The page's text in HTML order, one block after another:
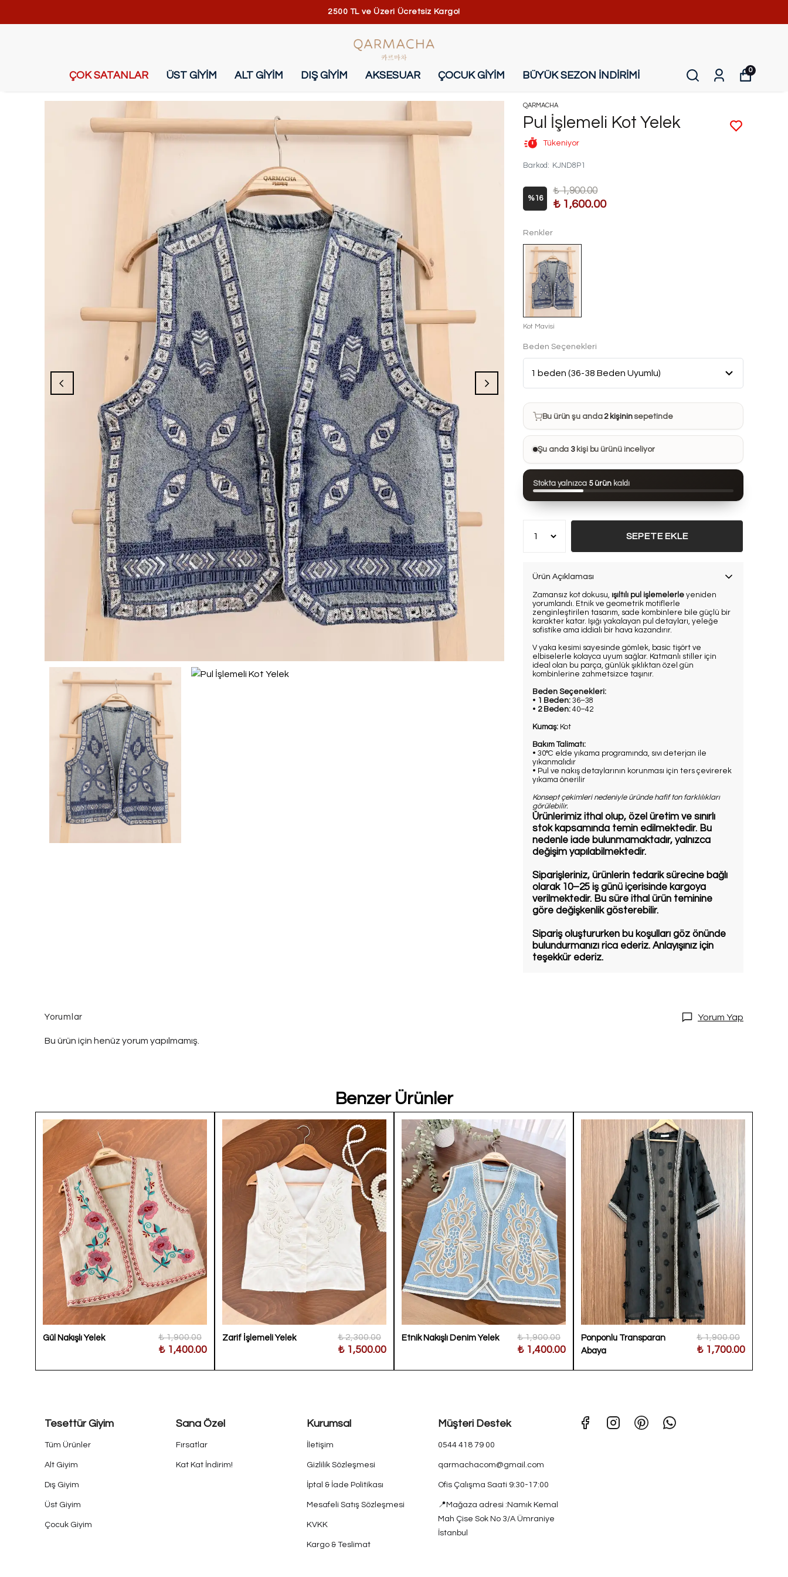
2500 TL ve Üzeri Ücretsiz Kargo!
ÇOK SATANLAR ÜST GİYİM ALT GİYİM DIŞ GİYİM AKSESUAR ÇOCUK GİYİM BÜYÜK SEZON İNDİRİMİ 0
QARMACHA
Pul İşlemeli Kot Yelek
Tükeniyor
Barkod : KJND8P1
%16
₺ 1,900.00
₺ 1,600.00
Renkler
Kot Mavisi
Beden Seçenekleri
Bu ürün şu anda2 kişininsepetinde
Bu ürünü11 kişifavorilerine ekledi
Bu ürün son 24 saatte 85 kez
Bu ürün son 7 günde6 kezsatın alındı
Şu anda 3kişi bu ürünü inceliyor
Stokta yalnızca 5 ürün kaldı
SEPETE EKLE
Ürün Açıklaması
Zamansız kot dokusu, ışıltılı pul işlemelerle yeniden
yorumlandı. Etnik ve geometrik motiflerle
zenginleştirilen tasarım, sade kombinlere bile güçlü bir
karakter katar. Işığı yakalayan pul detayları, yeleğe
sofistike ama iddialı bir hava kazandırır.
V yaka kesimi sayesinde gömlek, basic tişört ve
elbiselerle kolayca uyum sağlar. Katmanlı stiller için
ideal olan bu parça, günlük şıklıktan özel gün
kombinlerine zahmetsizce taşınır.
Beden Seçenekleri:
• 1 Beden: 36–38
• 2 Beden: 40–42
Kumaş: Kot
Bakım Talimatı:
• 30°C elde yıkama programında, sıvı deterjan ile
yıkanmalıdır
• Pul ve nakış detaylarının korunması için ters çevirerek
yıkama önerilir
Konsept çekimleri nedeniyle üründe hafif ton farklılıkları
görülebilir.
Ürünlerimiz ithal olup, özel üretim ve sınırlı
stok kapsamında temin edilmektedir. Bu
nedenle iade bulunmamaktadır, yalnızca
değişim yapılabilmektedir.
Siparişleriniz, ürünlerin tedarik sürecine bağlı
olarak 10–25 iş günü içerisinde kargoya
verilmektedir. Bu süre ithal ürün teminine
göre değişkenlik gösterebilir.
Sipariş oluştururken bu koşulları göz önünde
bulundurmanızı rica ederiz. Anlayışınız için
teşekkür ederiz.
Yorumlar Yorum Yap
Bu ürün için henüz yorum yapılmamış.
Benzer Ürünler
Gül Nakışlı Yelek ₺ 1,900.00
₺ 1,400.00
Zarif İşlemeli Yelek ₺ 2,300.00
₺ 1,500.00
Etnik Nakışlı Denim Yelek ₺ 1,900.00
₺ 1,400.00
Ponponlu Transparan
Abaya
₺ 1,900.00
₺ 1,700.00
Tesettür Giyim
Tüm Ürünler
Alt Giyim
Dış Giyim
Üst Giyim
Çocuk Giyim
Sana Özel
Fırsatlar
Kat Kat İndirim!
Kurumsal
İletişim
Gizlilik Sözleşmesi
İptal & İade Politikası
Mesafeli Satış Sözleşmesi
KVKK
Kargo & Teslimat
Müşteri Destek
0544 418 79 00
qarmachacom@gmail.com
Ofis Çalışma Saati 9:30-17:00
📍Mağaza adresi :Namık Kemal
Mah Çise Sok No 3/A Ümraniye
İstanbul